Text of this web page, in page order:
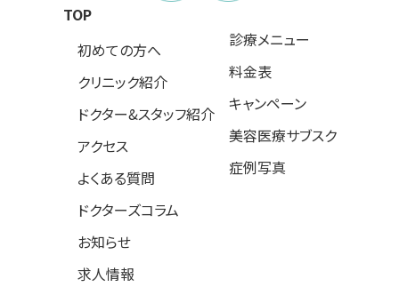
TOP
初めての方へ
クリニック紹介
ドクター&スタッフ紹介
アクセス
よくある質問
ドクターズコラム
お知らせ
求人情報
診療メニュー
料金表
キャンペーン
美容医療サブスク
症例写真